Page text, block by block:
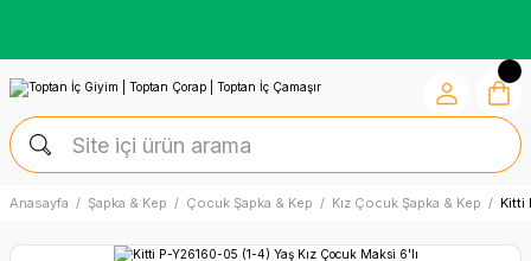
Anasayfa Şapka & Kep Çocuk Şapka & Kep Kız Çocuk Şapka & Kep Kitti